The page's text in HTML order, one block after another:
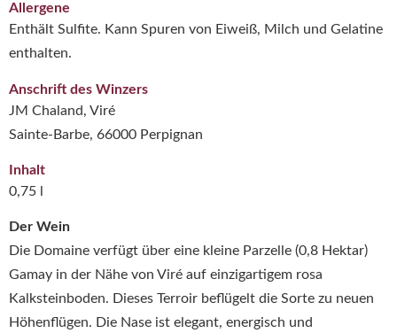
Der Wein
Die Domaine verfügt über eine kleine Parzelle (0,8 Hektar)
Gamay in der Nähe von Viré auf einzigartigem rosa
Kalksteinboden. Dieses Terroir beflügelt die Sorte zu neuen
Höhenflügen. Die Nase ist elegant, energisch und
Allergene
Enthält Sulfite. Kann Spuren von Eiweiß, Milch und Gelatine
enthalten.
Anschrift des Winzers
JM Chaland, Viré
Sainte-Barbe, 66000 Perpignan
Inhalt
0,75 l